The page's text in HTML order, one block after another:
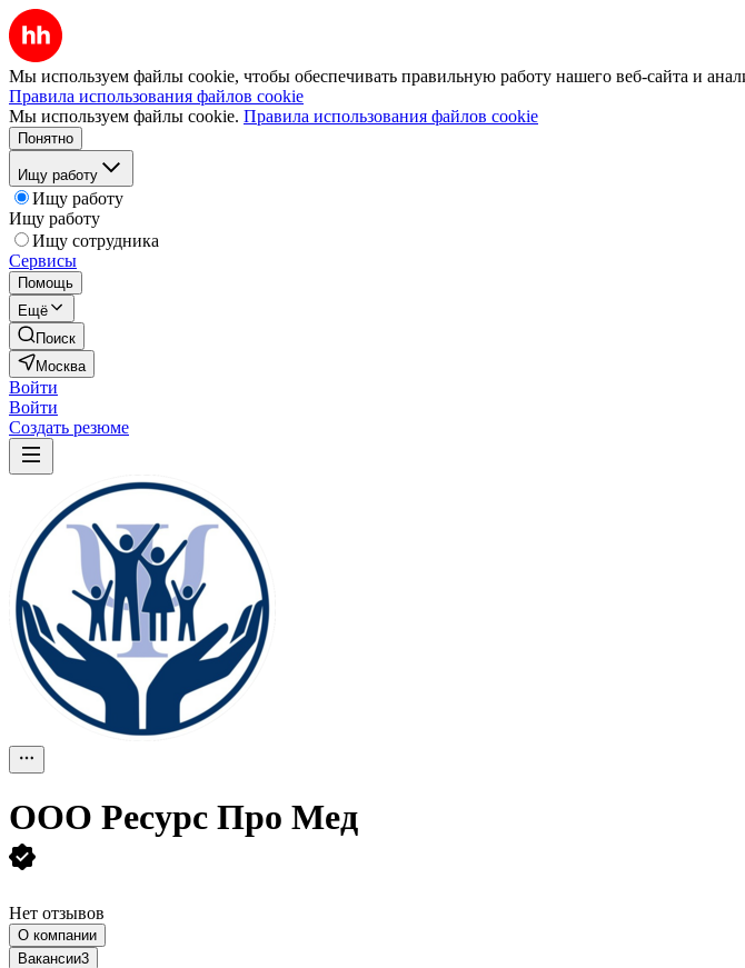
Мы используем файлы cookie, чтобы обеспечивать правильную работу нашего веб-сайта и
Правила использования файлов cookie
Мы используем файлы cookie. Правила использования файлов cookie
Понятно
Ищу работу
Ищу работу
Ищу работу
Ищу сотрудника
Сервисы
Помощь
Ещё
Поиск
Москва
Войти
Войти
Создать резюме
ООО Ресурс Про Мед
Нет отзывов
О компании
Вакансии3